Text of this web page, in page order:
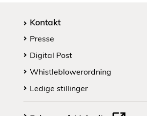
Kontakt
Presse
Digital Post
Whistleblowerordning
Ledige stillinger